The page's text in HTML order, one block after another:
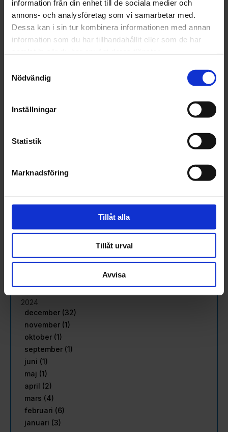
information från din enhet till de sociala medier och
annons- och analysföretag som vi samarbetar med.
Dessa kan i sin tur kombinera informationen med annan
information som du har tillhandahållit eller som de har
Nödvändig
Inställningar
Statistik
Marknadsföring
Tillåt alla
Tillåt urval
Avvisa
Rullskidor
Skike
Längdskidor
Glasögon
Stavar
januari (2)
oktober (15)
mars (22)
januari (16)
2024
december (32)
november (1)
oktober (1)
september (1)
juni (1)
maj (1)
april (2)
mars (4)
februari (6)
januari (3)